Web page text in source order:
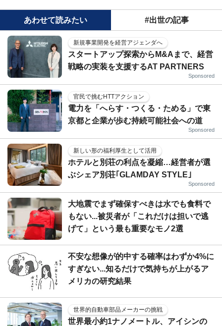
あわせて読みたい #出世の記事
新規事業開発を経営アジェンダへ
スタートアップ探索からM&Aまで、経営
戦略の実装を支援するAT PARTNERS
Sponsored
官民で挑むHTTアクション
電力を「へらす・つくる・ためる」で東
京都と企業が歩む持続可能社会への道
Sponsored
新しい形の福利厚生として活用
ホテルと別荘の利点を凝縮…経営者が選
ぶシェア別荘｢GLAMDAY STYLE｣
Sponsored
大地震でまず確保すべきは水でも食料で
もない...被災者が「これだけは担いで逃
げて」という最も重要なモノ2選
不安な想像が的中する確率はわずか4%に
すぎない...知るだけで気持ちが上がるア
メリカの研究結果
世界的自動車部品メーカーの挑戦
世界最小約1ナノメートル、アイシンの